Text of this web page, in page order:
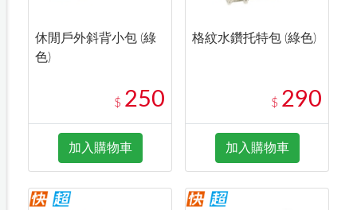
休閒戶外斜背小包 (綠
色)
$ 250
加入購物車
格紋水鑽托特包 (綠色)
$ 290
加入購物車